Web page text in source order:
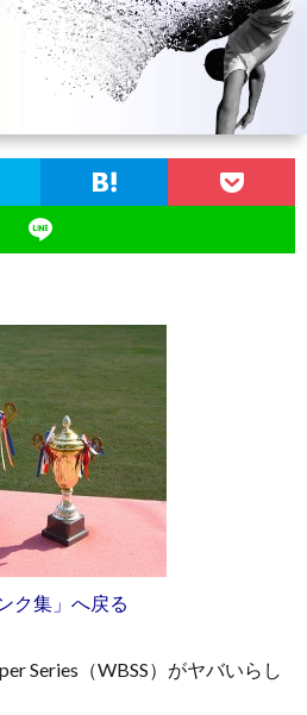
プ
戦
ド
マ
ー
ク集」へ戻る
Series（WBSS）がヤバいらし